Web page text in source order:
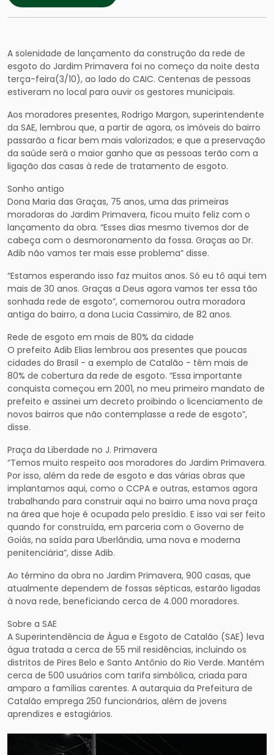
A solenidade de lançamento da construção da rede de
esgoto do Jardim Primavera foi no começo da noite desta
terça-feira(3/10), ao lado do CAIC. Centenas de pessoas
estiveram no local para ouvir os gestores municipais.
Aos moradores presentes, Rodrigo Margon, superintendente
da SAE, lembrou que, a partir de agora, os imóveis do bairro
passarão a ficar bem mais valorizados; e que a preservação
da saúde será o maior ganho que as pessoas terão com a
ligação das casas à rede de tratamento de esgoto.
Sonho antigo
Dona Maria das Graças, 75 anos, uma das primeiras
moradoras do Jardim Primavera, ficou muito feliz com o
lançamento da obra. “Esses dias mesmo tivemos dor de
cabeça com o desmoronamento da fossa. Graças ao Dr.
Adib não vamos ter mais esse problema” disse.
“Estamos esperando isso faz muitos anos. Só eu tô aqui tem
mais de 30 anos. Graças a Deus agora vamos ter essa tão
sonhada rede de esgoto”, comemorou outra moradora
antiga do bairro, a dona Lucia Cassimiro, de 82 anos.
Rede de esgoto em mais de 80% da cidade
O prefeito Adib Elias lembrou aos presentes que poucas
cidades do Brasil - a exemplo de Catalão - têm mais de
80% de cobertura da rede de esgoto. “Essa importante
conquista começou em 2001, no meu primeiro mandato de
prefeito e assinei um decreto proibindo o licenciamento de
novos bairros que não contemplasse a rede de esgoto”,
disse.
Praça da Liberdade no J. Primavera
“Temos muito respeito aos moradores do Jardim Primavera.
Por isso, além da rede de esgoto e das várias obras que
implantamos aqui, como o CCPA e outras, estamos agora
trabalhando para construir aqui no bairro uma nova praça
na área que hoje é ocupada pelo presídio. E isso vai ser feito
quando for construída, em parceria com o Governo de
Goiás, na saída para Uberlândia, uma nova e moderna
penitenciária”, disse Adib.
Ao término da obra no Jardim Primavera, 900 casas, que
atualmente dependem de fossas sépticas, estarão ligadas
à nova rede, beneficiando cerca de 4.000 moradores.
Sobre a SAE
A Superintendência de Água e Esgoto de Catalão (SAE) leva
água tratada a cerca de 55 mil residências, incluindo os
distritos de Pires Belo e Santo Antônio do Rio Verde. Mantém
cerca de 500 usuários com tarifa simbólica, criada para
amparo a famílias carentes. A autarquia da Prefeitura de
Catalão emprega 250 funcionários, além de jovens
aprendizes e estagiários.